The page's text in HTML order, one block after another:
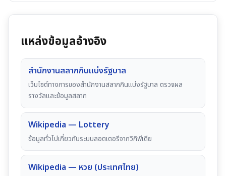
แหล่งข้อมูลอ้างอิง
สำนักงานสลากกินแบ่งรัฐบาล
เว็บไซต์ทางการของสำนักงานสลากกินแบ่งรัฐบาล ตรวจผล
รางวัลและข้อมูลสลาก
Wikipedia — Lottery
ข้อมูลทั่วไปเกี่ยวกับระบบลอตเตอรีจากวิกิพีเดีย
Wikipedia — หวย (ประเทศไทย)